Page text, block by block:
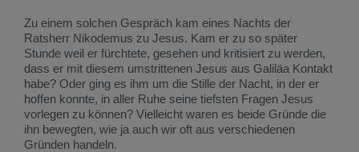
Zu einem solchen Gespräch kam eines Nachts der
Ratsherr Nikodemus zu Jesus. Kam er zu so später
Stunde weil er fürchtete, gesehen und kritisiert zu werden,
dass er mit diesem umstrittenen Jesus aus Galiläa Kontakt
habe? Oder ging es ihm um die Stille der Nacht, in der er
hoffen konnte, in aller Ruhe seine tiefsten Fragen Jesus
vorlegen zu können? Vielleicht waren es beide Gründe die
ihn bewegten, wie ja auch wir oft aus verschiedenen
Gründen handeln.